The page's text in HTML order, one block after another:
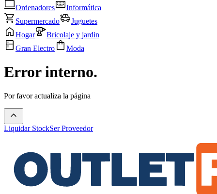
Ordenadores
Informática
Supermercado
Juguetes
Hogar
Bricolaje y jardin
Gran Electro
Moda
Error interno.
Por favor actualiza la página
Liquidar StockSer Proveedor